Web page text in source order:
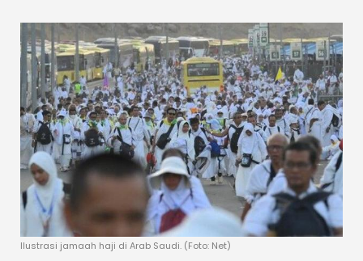
Ilustrasi jamaah haji di Arab Saudi. (Foto: Net)